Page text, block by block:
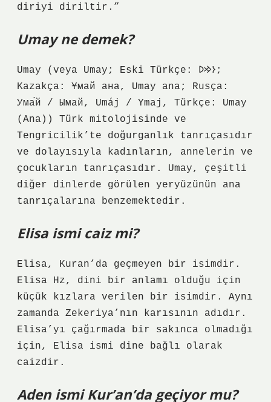
diriyi diriltir.”
Umay ne demek?
Umay (veya Umay; Eski Türkçe: 𐰆𐰢𐰖;
Kazakça: Ұмай aна, Umay ana; Rusça:
Ума́й / Ымай, Umáj / Ymaj, Türkçe: Umay
(Ana)) Türk mitolojisinde ve
Tengricilik’te doğurganlık tanrıçasıdır
ve dolayısıyla kadınların, annelerin ve
çocukların tanrıçasıdır. Umay, çeşitli
diğer dinlerde görülen yeryüzünün ana
tanrıçalarına benzemektedir.
Elisa ismi caiz mi?
Elisa, Kuran’da geçmeyen bir isimdir.
Elisa Hz, dini bir anlamı olduğu için
küçük kızlara verilen bir isimdir. Aynı
zamanda Zekeriya’nın karısının adıdır.
Elisa’yı çağırmada bir sakınca olmadığı
için, Elisa ismi dine bağlı olarak
caizdir.
Aden ismi Kur’an’da geçiyor mu?